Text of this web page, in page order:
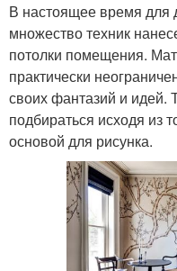
В настоящее время для
множество техник
потолки помещения.
практически
своих фантазий и идей.
подбираться исходя из
основой для рисунка.